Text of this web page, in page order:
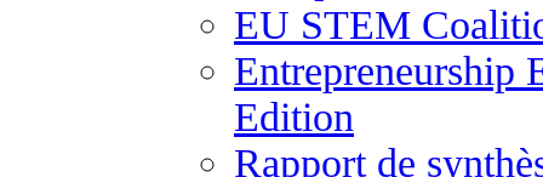
EU STEM
Entrepreneurship
Edition
Rapport de